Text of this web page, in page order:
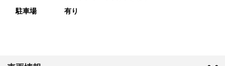
駐車場 有り